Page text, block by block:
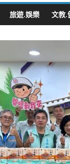
眾健康
旅遊.娛樂 文教.